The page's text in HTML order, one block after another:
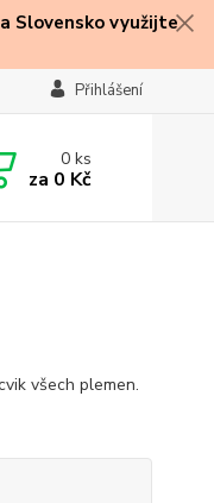
Slovensko využijte
Přihlášení
0ks
za 0 Kč
všech plemen.